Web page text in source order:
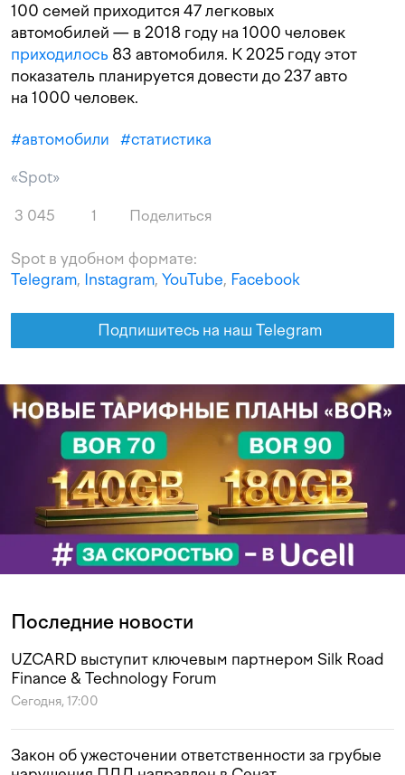
100 семей приходится 47 легковых
автомобилей — в 2018 году на 1000 человек
приходилось 83 автомобиля. К 2025 году этот
показатель планируется довести до 237 авто
на 1000 человек.
#автомобили #статистика
«Spot»
3 045 1 Поделиться
Spot в удобном формате:
Telegram, Instagram, YouTube, Facebook
Подпишитесь на наш Telegram
Последние новости
UZCARD выступит ключевым партнером Silk Road
Finance & Technology Forum
Сегодня, 17:00
Закон об ужесточении ответственности за грубые